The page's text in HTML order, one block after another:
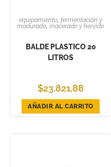
equipamiento,fermentación y
madurado,macerado y hervido
BALDE PLASTICO 20
LITROS
$23.821,88
AÑADIR AL CARRITO